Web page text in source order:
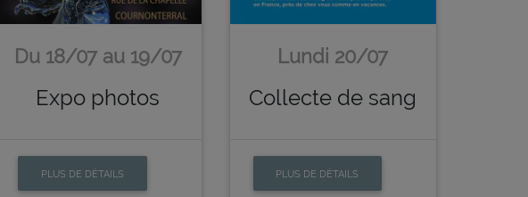
Du 18/07 au 19/07
Expo photos
PLUS DE DÉTAILS
Lundi 20/07
Collecte de sang
PLUS DE DÉTAILS